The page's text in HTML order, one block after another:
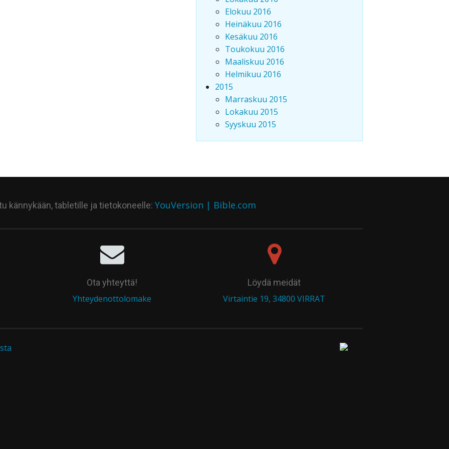
Elokuu 2016
Heinäkuu 2016
Kesäkuu 2016
Toukokuu 2016
Maaliskuu 2016
Helmikuu 2016
2015
Marraskuu 2015
Lokakuu 2015
Syyskuu 2015
kännykään, tabletille ja tietokoneelle: YouVersion | Bible.com
Ota yhteyttä!
Yhteydenottolomake
Löydä meidät
Virtaintie 19, 34800 VIRRAT